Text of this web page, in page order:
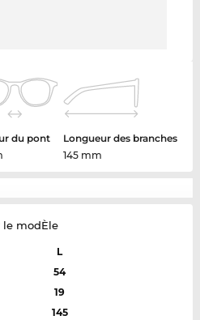
du pont
Longueur des branches
145 mm
le modÈle
L
54
19
145